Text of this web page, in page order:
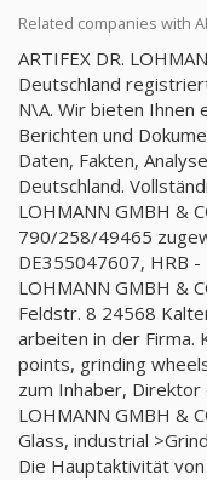
Related companies with
ARTIFEX DR.
Deutschland
N\A. Wir bieten Ihnen
Berichten und
Daten, Fakten,
Deutschland.
LOHMANN GMBH &
790/258/49465
DE355047607, HRB -
LOHMANN GMBH &
Feldstr. 8 24568
arbeiten in der Firma.
points, grinding
zum Inhaber, Direktor
LOHMANN GMBH &
Glass, industrial
Die Hauptaktivität von